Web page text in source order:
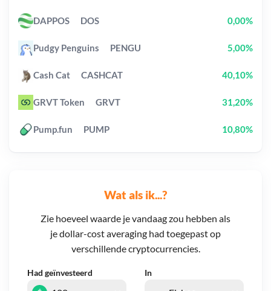
Wat als ik...?
Zie hoeveel waarde je vandaag zou hebben als
je dollar-cost averaging had toegepast op
verschillende cryptocurrencies.
Had geïnvesteerd In
DAPPOS DOS 0,00%
Pudgy Penguins PENGU 5,00%
Cash Cat CASHCAT 40,10%
GRVT Token GRVT 31,20%
Pump.fun PUMP 10,80%